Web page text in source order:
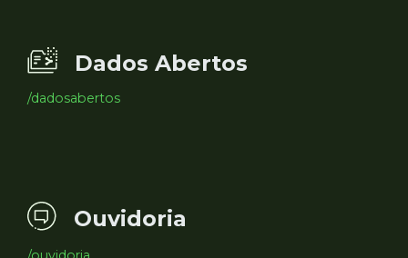
Dados Abertos
/dadosabertos
Ouvidoria